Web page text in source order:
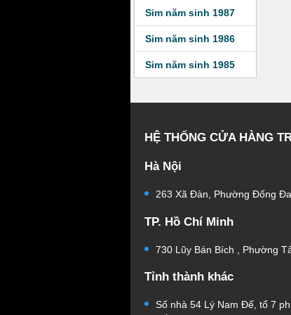
Sim năm sinh 1987
Sim năm sinh 1986
Sim năm sinh 1985
HỆ THỐNG CỬA HÀNG
Hà Nội
263 Xã Đàn, Phường Đống
TP. Hồ Chí Minh
730 Lũy Bán Bích , Phường
Tỉnh thành khác
Số nhà 54 Lý Nam Đế, tổ 7